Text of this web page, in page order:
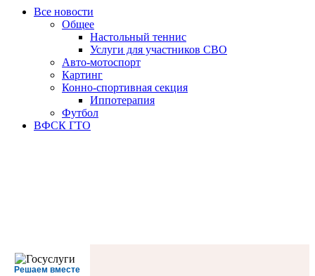
Все новости
Oбщее
Настольный теннис
Услуги для участников СВО
Авто-мотоспорт
Картинг
Конно-спортивная секция
Иппотерапия
Футбол
ВФСК ГТО
Решаем вместе